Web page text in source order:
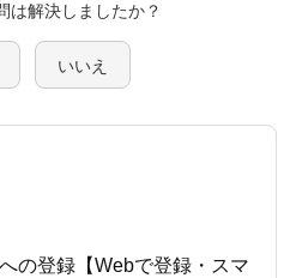
は解決しましたか？
いいえ
の登録【Webで登録・スマ